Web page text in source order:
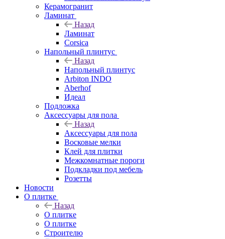
Керамогранит
Ламинат
Назад
Ламинат
Corsica
Напольный плинтус
Назад
Напольный плинтус
Arbiton INDO
Aberhof
Идеал
Подложка
Аксессуары для пола
Назад
Аксессуары для пола
Восковые мелки
Клей для плитки
Межкомнатные пороги
Подкладки под мебель
Розетты
Новости
О плитке
Назад
О плитке
О плитке
Строителю